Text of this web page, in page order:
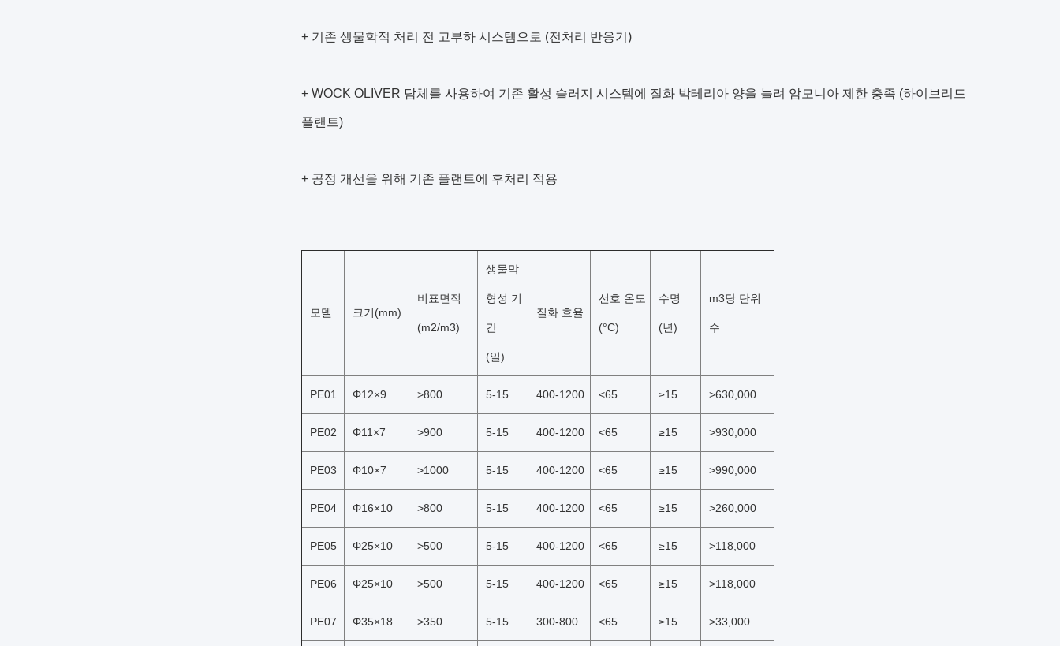
+ 기존 생물학적 처리 전 고부하 시스템으로 (전처리 반응기)
+ WOCK OLIVER 담체를 사용하여 기존 활성 슬러지 시스템에 질화 박테리아 양을 늘려 암모니아 제한 충족 (하이브리드
플랜트)
+ 공정 개선을 위해 기존 플랜트에 후처리 적용
모델 크기(mm)
비표면적
(m2/m3)
생물막
형성 기
간
(일)
질화 효율
선호 온도
(°C)
수명
(년)
m3당 단위
수
PE01 Φ12×9 >800 5-15 400-1200 <65 ≥15 >630,000
PE02 Φ11×7 >900 5-15 400-1200 <65 ≥15 >930,000
PE03 Φ10×7 >1000 5-15 400-1200 <65 ≥15 >990,000
PE04 Φ16×10 >800 5-15 400-1200 <65 ≥15 >260,000
PE05 Φ25×10 >500 5-15 400-1200 <65 ≥15 >118,000
PE06 Φ25×10 >500 5-15 400-1200 <65 ≥15 >118,000
PE07 Φ35×18 >350 5-15 300-800 <65 ≥15 >33,000